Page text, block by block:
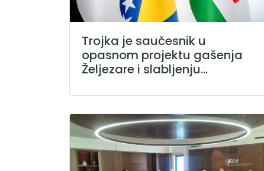
Trojka je saučesnik u
opasnom projektu gašenja
Željezare i slabljenju...